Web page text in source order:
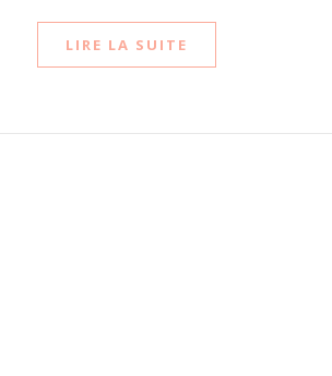
LIRE LA SUITE